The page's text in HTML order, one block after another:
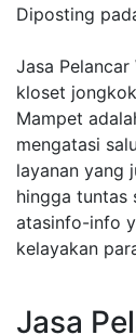
Diposting
Jasa
kloset
Mampet
mengatasi
layanan yang
hingga tuntas
atasinfo-info
kelayakan
Jasa